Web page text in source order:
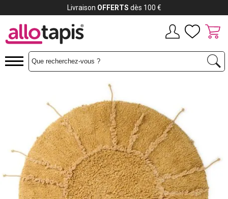
Payez jusqu'à12x